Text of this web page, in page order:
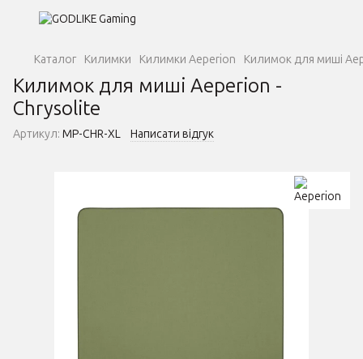
Каталог Килимки Килимки Aeperion Килимок для миші
Килимок для миші Aeperion -
Chrysolite
Артикул: MP-CHR-XL Написати відгук